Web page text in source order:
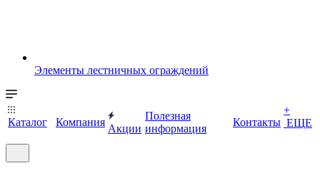
Элементы лестничных ограждений
Каталог Компания
Акции
Полезная
информация
Контакты
+
ЕЩЕ